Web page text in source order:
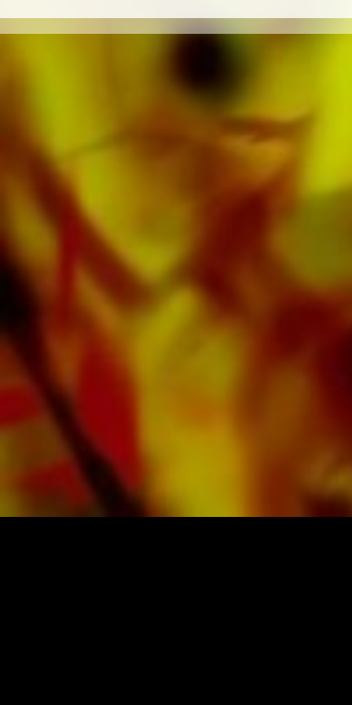
formatos como Banda de metales, Banda de
Música, Orquesta de viento juvenil, Ensamble
Educación musical. Una gran parte de la
literatura del editor de las principales bandas
de música como Black Dyke Band, Cory
Band, Brighouse & Rastrick Band o
Oberaargauer Brass Band se grabó en
Obrasso Records. Todos los operadores de
sonido también están disponibles digitalmente
en los populares portales de Apple, Amazon,
Google, Spotify y otros proveedores en todo el
Todas las partituras de Obrasso están
realizadas en papel de alta calidad. El papel
condiciones de iluminación difíciles. La entrega
a clientes privados en todo el mundo está libre
de gastos de envío. Ordene sus partituras
ahora directamente de Obrasso Verlag.